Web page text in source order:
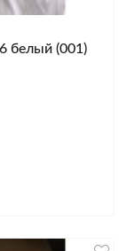
белый (001)